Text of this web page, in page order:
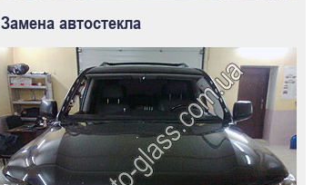
Замена автостекла